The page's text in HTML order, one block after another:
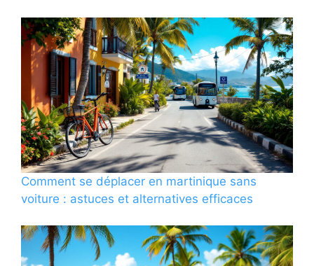
Comment se déplacer en martinique sans
voiture : astuces et alternatives efficaces